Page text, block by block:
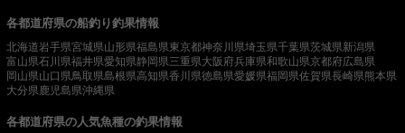
各都道府県の船釣り釣果情報
北海道岩手県宮城県山形県福島県東京都神奈川県埼玉県千葉県茨城県新潟県
富山県石川県福井県愛知県静岡県三重県大阪府兵庫県和歌山県京都府広島県
岡山県山口県鳥取県島根県高知県香川県徳島県愛媛県福岡県佐賀県長崎県熊本県
大分県鹿児島県沖縄県
各都道府県の人気魚種の釣果情報